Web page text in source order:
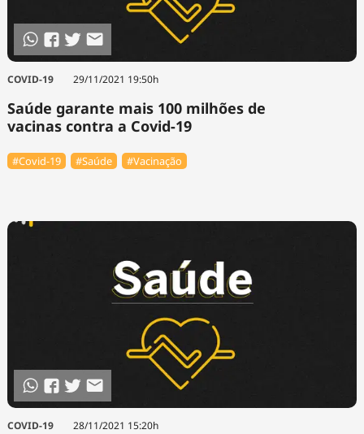
COVID-19 29/11/2021 19:50h
Saúde garante mais 100 milhões de
vacinas contra a Covid-19
#Covid-19 #Saúde #Vacinação
COVID-19 28/11/2021 15:20h